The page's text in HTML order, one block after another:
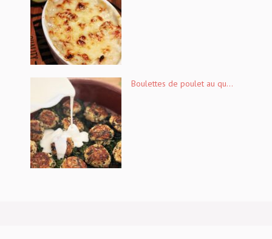
Boulettes de poulet au qu...